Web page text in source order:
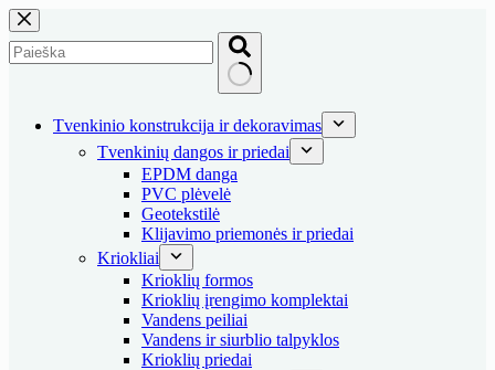
Skip
to
content
results Tvenkinio konstrukcija ir dekoravimas
Tvenkinių dangos ir priedai
EPDM danga
PVC plėvelė
Geotekstilė
Klijavimo priemonės ir priedai
Kriokliai
Krioklių formos
Krioklių įrengimo komplektai
Vandens peiliai
Vandens ir siurblio talpyklos
Krioklių priedai